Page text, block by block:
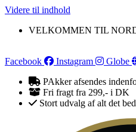
Videre til indhold
VELKOMMEN TIL
Facebook Instagram
Globe
PAkker afsendes
Fri fragt fra 299,- i DK
Stort udvalg af alt det